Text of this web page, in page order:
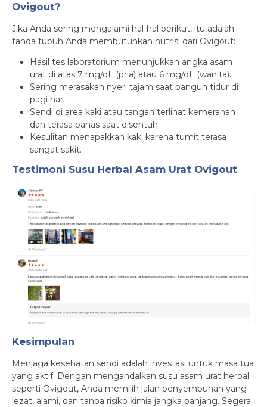
Ovigout?
Jika Anda sering mengalami hal-hal berikut, itu adalah
tanda tubuh Anda membutuhkan nutrisi dari Ovigout:
Hasil tes laboratorium menunjukkan angka asam
urat di atas 7 mg/dL (pria) atau 6 mg/dL (wanita).
Sering merasakan nyeri tajam saat bangun tidur di
pagi hari.
Sendi di area kaki atau tangan terlihat kemerahan
dan terasa panas saat disentuh.
Kesulitan menapakkan kaki karena tumit terasa
sangat sakit.
Testimoni Susu Herbal Asam Urat Ovigout
Kesimpulan
Menjaga kesehatan sendi adalah investasi untuk masa tua
yang aktif. Dengan mengandalkan susu asam urat herbal
seperti Ovigout, Anda memilih jalan penyembuhan yang
lezat, alami, dan tanpa risiko kimia jangka panjang. Segera